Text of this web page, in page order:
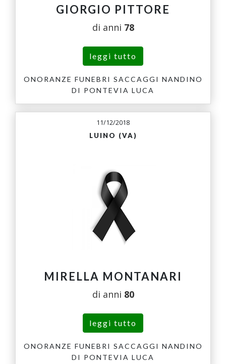
GIORGIO PITTORE
di anni 78
leggi tutto
ONORANZE FUNEBRI SACCAGGI NANDINO
DI PONTEVIA LUCA
11/12/2018
LUINO (VA)
MIRELLA MONTANARI
di anni 80
leggi tutto
ONORANZE FUNEBRI SACCAGGI NANDINO
DI PONTEVIA LUCA